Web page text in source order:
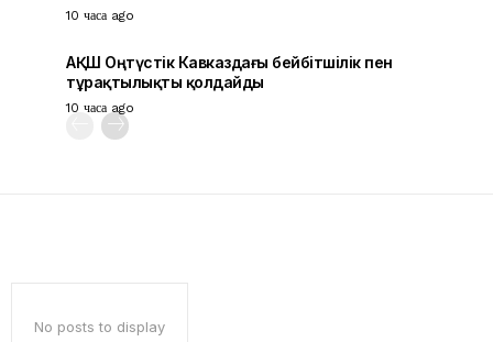
10 часа ago
АҚШ Оңтүстік Кавказдағы бейбітшілік пен
тұрақтылықты қолдайды
10 часа ago
No posts to display